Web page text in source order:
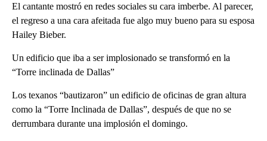
El cantante mostró en redes sociales su cara imberbe. Al parecer,
el regreso a una cara afeitada fue algo muy bueno para su esposa
Hailey Bieber.
Un edificio que iba a ser implosionado se transformó en la
“Torre inclinada de Dallas”
Los texanos “bautizaron” un edificio de oficinas de gran altura
como la “Torre Inclinada de Dallas”, después de que no se
derrumbara durante una implosión el domingo.